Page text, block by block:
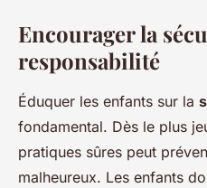
Encourager la
responsabilité
Éduquer les enfants sur la
fondamental. Dès le plus
pratiques sûres peut
malheureux. Les enfants